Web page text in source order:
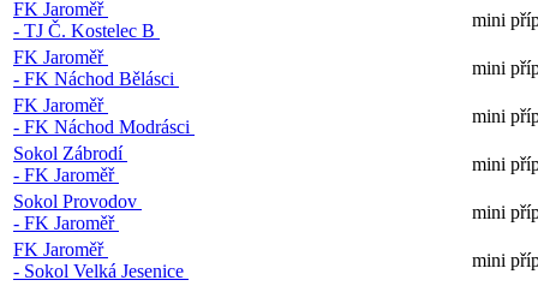
FK Jaroměř
- TJ Č. Kostelec B
mini
FK Jaroměř
- FK Náchod Bělásci
mini
FK Jaroměř
- FK Náchod Modrásci
mini
Sokol Zábrodí
- FK Jaroměř
mini
Sokol Provodov
- FK Jaroměř
mini
FK Jaroměř
- Sokol Velká Jesenice
mini